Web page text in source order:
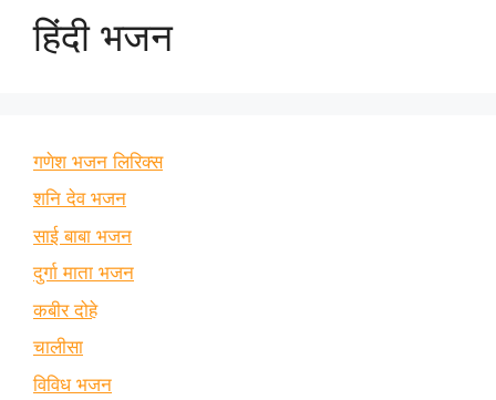
हिंदी भजन
गणेश भजन लिरिक्स
शनि देव भजन
साई बाबा भजन
दुर्गा माता भजन
कबीर दोहे
चालीसा
विविध भजन